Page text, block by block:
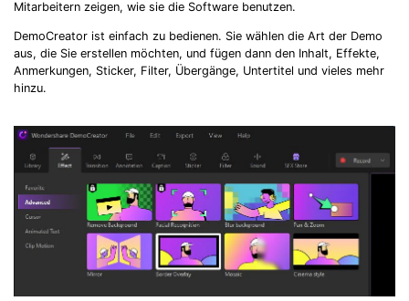
Mitarbeitern zeigen, wie sie die Software benutzen.
DemoCreator ist einfach zu bedienen. Sie wählen die Art der Demo
aus, die Sie erstellen möchten, und fügen dann den Inhalt, Effekte,
Anmerkungen, Sticker, Filter, Übergänge, Untertitel und vieles mehr
hinzu.
Record Like a Pro, Edit
Record. Edit. Share. All with Filmora!